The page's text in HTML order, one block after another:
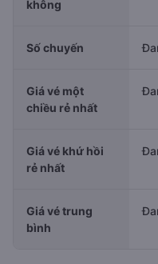
không
Số chuyến
Giá vé một
chiều rẻ nhất
Giá vé khứ hồi
rẻ nhất
Giá vé trung
bình